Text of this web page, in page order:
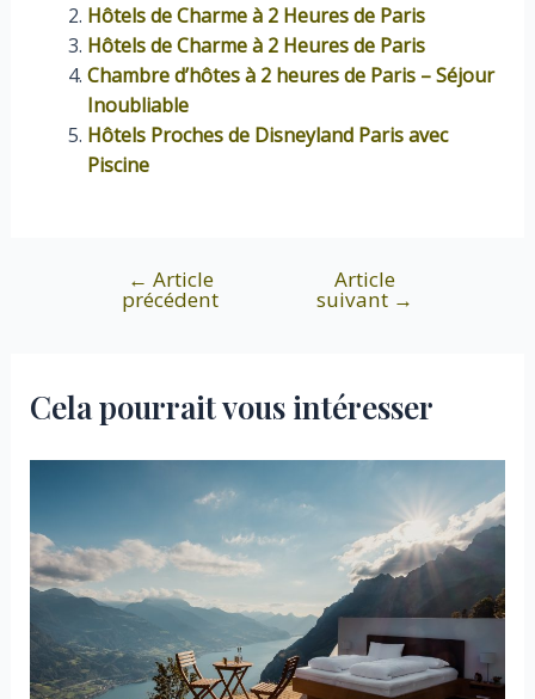
Hôtels de Charme à 2 Heures de Paris
Hôtels de Charme à 2 Heures de Paris
Chambre d’hôtes à 2 heures de Paris – Séjour
Inoubliable
Hôtels Proches de Disneyland Paris avec
Piscine
Navigation
← Article
précédent
Article
suivant →
Cela pourrait vous intéresser